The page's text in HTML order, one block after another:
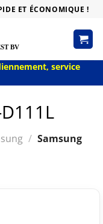
ET ÉCONOMIQUE !
service
/ Samsung